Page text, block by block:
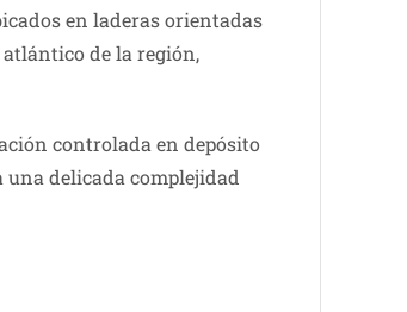
en laderas orientadas
de la región,
controlada en depósito
delicada complejidad